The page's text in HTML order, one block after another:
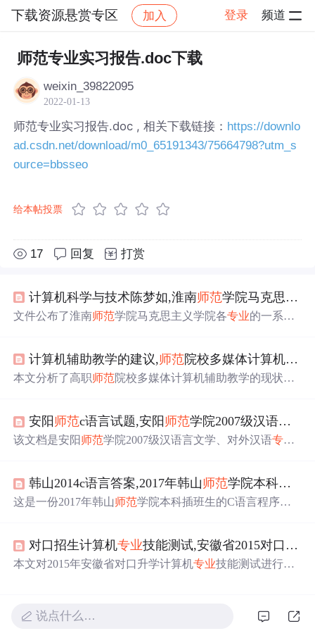
下载资源悬赏专区 加入 登录 频道
社区 下载资源悬赏专区 帖子详情
师范专业实习报告.doc下载
weixin_39822095
2022-01-13
师范专业实习报告.doc , 相关下载链接： https://downlo
ad.csdn.net/download/m0_65191343/75664798?utm_s
ource=bbsseo
给本帖投票
17 回复 打赏
计算机科学与技术陈梦如,淮南师范学院马克思主义学院文件.
文件公布了淮南师范学院马克思主义学院各专业的一系列
学、化学工程与工艺、英语、轨道交通信号与控制、生物
制药、物流工程、财务管理、市场营销、社会工作、电气
语、金融数学、文化产业管理、电子商务、会计学、汉语
言、法学、动画、环境艺术等。
计算机辅助教学的建议,师范院校多媒体计算机辅助教学误区与改进建议.
本文分析了高职师范院校多媒体计算机辅助教学的现状，
提出应强化多媒体教学的动态功能，提升教学软件质量，
以提高教学质量。
安阳 师范c语言试题,安阳 师范学院2007级汉语言文学、对外汉语
该文档是安阳 师范学院2007级汉语言文学、对外汉语专业
位、短语类型、句子分类等现代汉语知识。
韩山2014c语言答案,2017年韩山师范学院本科插班生《C语言程序的设计》试卷.
这是一份2017年韩山师范学院本科插班生的C语言程序设
构、逻辑判断、文件操作、位运算等知识的掌握情况。
对口招生计算机专业技能测试,安徽省2015对口升学计算机
本文对2015年安徽省对口升学计算机专业技能测试进行解
能测试分值及合格标准等，还详细说明了上机测试的考核
内容，如文字处理、数据处理、网络技术应用等。
说点什么…